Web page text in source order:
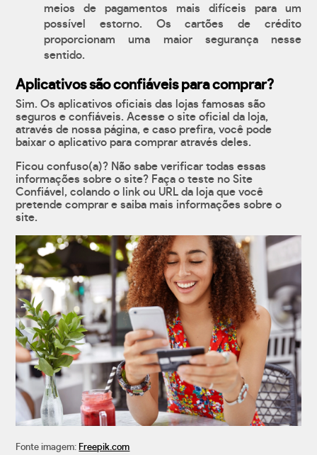
meios de pagamentos mais difíceis para um
possível estorno. Os cartões de crédito
proporcionam uma maior segurança nesse
sentido.
Aplicativos são confiáveis para comprar?
Sim. Os aplicativos oficiais das lojas famosas são
seguros e confiáveis. Acesse o site oficial da loja,
através de nossa página, e caso prefira, você pode
baixar o aplicativo para comprar através deles.
Ficou confuso(a)? Não sabe verificar todas essas
informações sobre o site? Faça o teste no Site
Confiável, colando o link ou URL da loja que você
pretende comprar e saiba mais informações sobre o
site.
Fonte imagem: Freepik.com